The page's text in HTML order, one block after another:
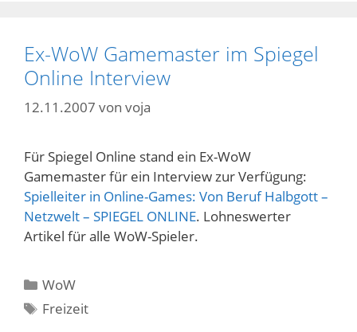
Ex-WoW Gamemaster im Spiegel
Online Interview
12.11.2007 von voja
Für Spiegel Online stand ein Ex-WoW
Gamemaster für ein Interview zur Verfügung:
Spielleiter in Online-Games: Von Beruf Halbgott –
Netzwelt – SPIEGEL ONLINE. Lohneswerter
Artikel für alle WoW-Spieler.
Kategorien
WoW
Schlagwörter
Freizeit